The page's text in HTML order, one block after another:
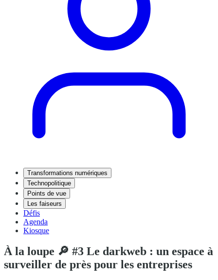
Transformations numériques
Technopolitique
Points de vue
Les faiseurs
Défis
Agenda
Kiosque
À la loupe 🔎 #3 Le darkweb : un espace à
surveiller de près pour les entreprises